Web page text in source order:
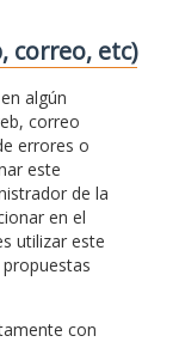
correo, etc)
algún
correo
errores o
este
de la
en el
utilizar este
con